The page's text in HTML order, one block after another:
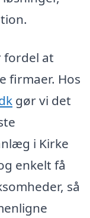
fordel at
firmaer. Hos
gør vi det
i Kirke
enkelt få
så